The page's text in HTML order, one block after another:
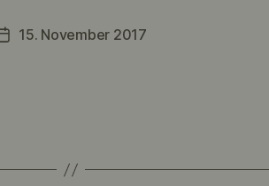
Veröffentlichungsdatum
15. November 2017